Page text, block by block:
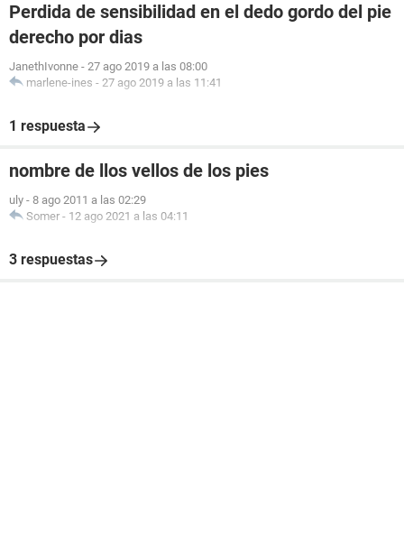
Perdida de sensibilidad en el dedo gordo del pie
derecho por dias
JanethIvonne - 27 ago 2019 a las 08:00
marlene-ines - 27 ago 2019 a las 11:41
1 respuesta
nombre de llos vellos de los pies
uly - 8 ago 2011 a las 02:29
Somer - 12 ago 2021 a las 04:11
3 respuestas